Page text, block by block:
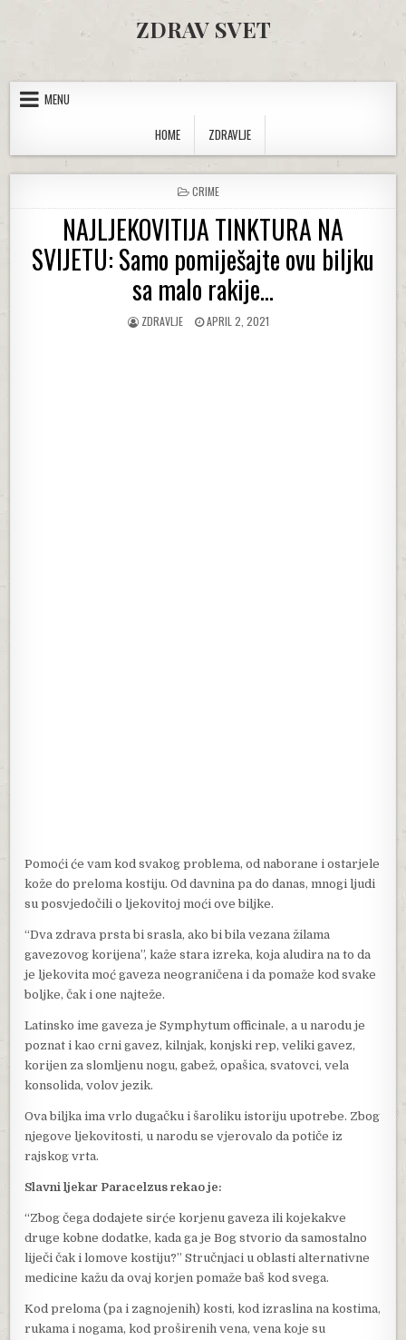
ZDRAV SVET
MENU
HOME
ZDRAVLJE
POSTED IN
CRIME
NAJLJEKOVITIJA TINKTURA NA
SVIJETU: Samo pomiješajte ovu biljku
sa malo rakije…
AUTHOR:
ZDRAVLJE PUBLISHED DATE:
APRIL 2, 2021
Pomoći će vam kod svakog problema, od naborane i ostarjele
kože do preloma kostiju. Od davnina pa do danas, mnogi ljudi
su posvjedočili o ljekovitoj moći ove biljke.
“Dva zdrava prsta bi srasla, ako bi bila vezana žilama
gavezovog korijena”, kaže stara izreka, koja aludira na to da
je ljekovita moć gaveza neograničena i da pomaže kod svake
boljke, čak i one najteže.
Latinsko ime gaveza je Symphytum officinale, a u narodu je
poznat i kao crni gavez, kilnjak, konjski rep, veliki gavez,
korijen za slomljenu nogu, gabež, opašica, svatovci, vela
konsolida, volov jezik.
Ova biljka ima vrlo dugačku i šaroliku istoriju upotrebe. Zbog
njegove ljekovitosti, u narodu se vjerovalo da potiče iz
rajskog vrta.
Slavni ljekar Paracelzus rekao je:
“Zbog čega dodajete sirće korjenu gaveza ili kojekakve
druge kobne dodatke, kada ga je Bog stvorio da samostalno
liječi čak i lomove kostiju?” Stručnjaci u oblasti alternativne
medicine kažu da ovaj korjen pomaže baš kod svega.
Kod preloma (pa i zagnojenih) kosti, kod izraslina na kostima,
rukama i nogama, kod proširenih vena, vena koje su